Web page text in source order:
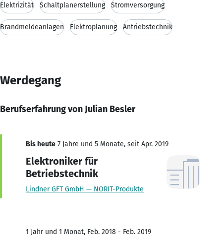
Elektrizität Schaltplanerstellung Stromversorgung
Brandmeldeanlagen Elektroplanung Antriebstechnik
Werdegang
Berufserfahrung von Julian Besler
Bis heute 7 Jahre und 5 Monate, seit Apr. 2019
Elektroniker für
Betriebstechnik
Lindner GFT GmbH — NORIT-Produkte
1 Jahr und 1 Monat, Feb. 2018 - Feb. 2019